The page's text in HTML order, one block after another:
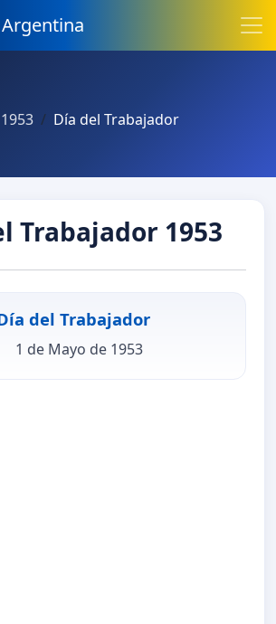
Día del Trabajador
Trabajador 1953
del Trabajador
1 de Mayo de 1953